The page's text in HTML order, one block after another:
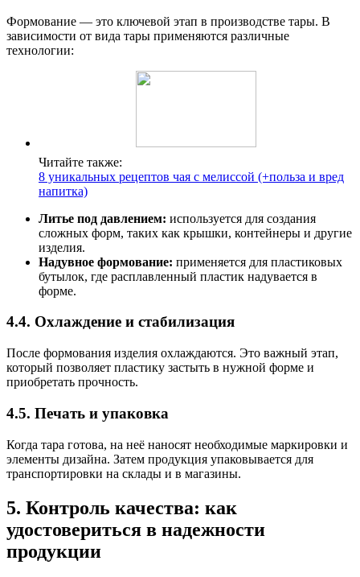
Формование — это ключевой этап в производстве тары. В
зависимости от вида тары применяются различные
технологии:
Читайте также:
8 уникальных рецептов чая с мелиссой (+польза и вред
напитка)
Литье под давлением: используется для создания
сложных форм, таких как крышки, контейнеры и другие
изделия.
Надувное формование: применяется для пластиковых
бутылок, где расплавленный пластик надувается в
форме.
4.4. Охлаждение и стабилизация
После формования изделия охлаждаются. Это важный этап,
который позволяет пластику застыть в нужной форме и
приобретать прочность.
4.5. Печать и упаковка
Когда тара готова, на неё наносят необходимые маркировки и
элементы дизайна. Затем продукция упаковывается для
транспортировки на склады и в магазины.
5. Контроль качества: как
удостовериться в надежности
продукции